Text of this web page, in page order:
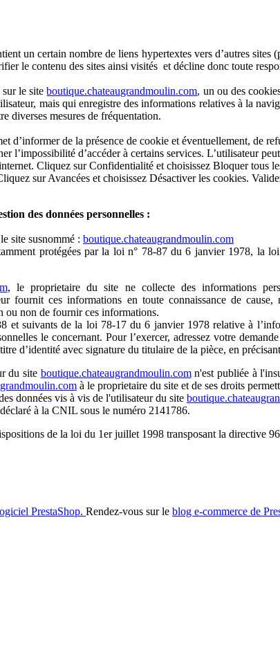
un certain nombre de liens hypertextes vers d’autres
le contenu des sites ainsi visités et décline donc toute
sur le siteboutique.chateaugrandmoulin.com, un ou des
mais qui enregistre des informations relatives à la
diverses mesures de fréquentation.
d’informer de la présence de cookie et éventuellement, de
l’impossibilité d’accéder à certains services. L’utilisateur
Cliquez sur Confidentialité et choisissez Bloquer tous
sur Avancées et choisissez Désactiver les cookies.
des données personnelles :
site susnommé : boutique.chateaugrandmoulin.com
protégées par la loi n° 78-87 du 6 janvier 1978,
, le proprietaire du site ne collecte des informations
fournit ces informations en toute connaissance de
ou non de fournir ces informations.
et suivants de la loi 78-17 du 6 janvier 1978 relative à
le concernant. Pour l’exercer, adressez votre demande
d’identité avec signature du titulaire de la pièce, en
du site boutique.chateaugrandmoulin.comn'est publiée à
à le proprietaire du site et de ses droits
données vis à vis de l'utilisateur du site
à la CNIL sous le numéro 2141786.
de la loi du 1er juillet 1998 transposant la directive
PrestaShop. Rendez-vous sur le blog e-commerce de